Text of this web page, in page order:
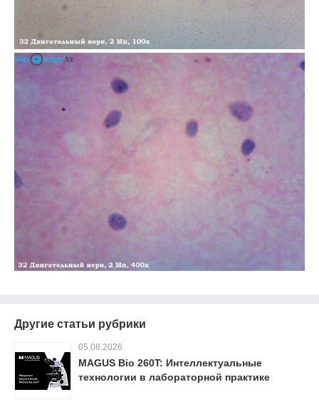
Другие статьи рубрики
05.08.2026
MAGUS Bio 260T: Интеллектуальные
технологии в лабораторной практике